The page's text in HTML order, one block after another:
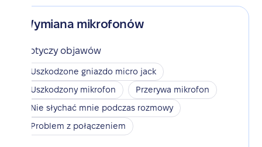
Wymiana mikrofonów
Dotyczy objawów
Uszkodzone gniazdo micro jack
Uszkodzony mikrofon
Przerywa mikrofon
Nie słychać mnie podczas rozmowy
Problem z połączeniem